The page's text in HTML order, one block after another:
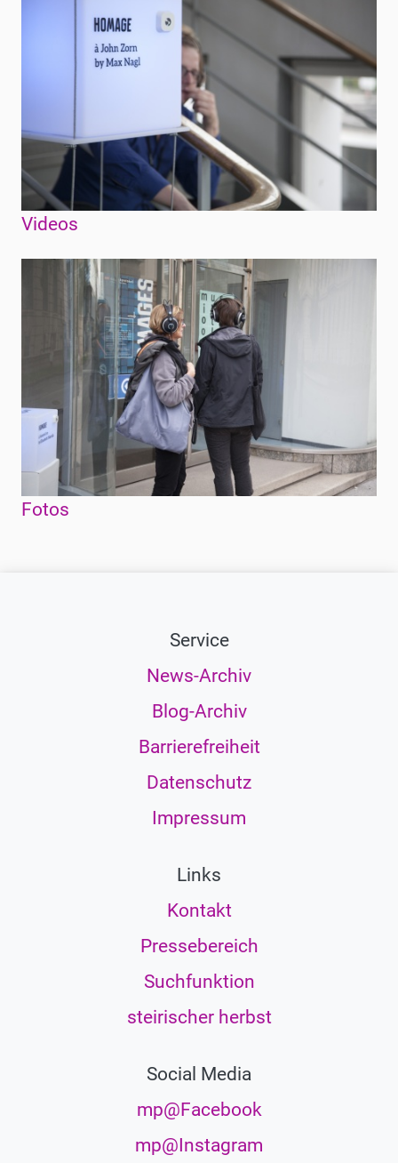
Videos
Fotos
Service
News-Archiv
Blog-Archiv
Barrierefreiheit
Datenschutz
Impressum
Links
Kontakt
Pressebereich
Suchfunktion
steirischer herbst
Social Media
mp@Facebook
mp@Instagram